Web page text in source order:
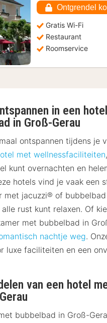
Ontgrendel
Gratis Wi-Fi
Restaurant
Roomservice
in een
in Groß-Gerau
ontspannen tijdens je
met wellnessfaciliteiten
kunt overnachten en
hotels vind je vaak een
met jacuzzi® of
rust kunt relaxen. Of
met bubbelbad in
nachtje weg.
luxe faciliteiten en een
van een hotel
bubbelbad in Groß-